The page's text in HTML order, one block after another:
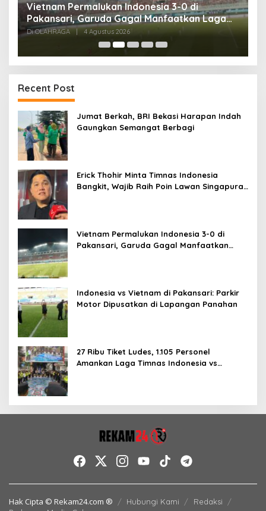
Vietnam Permalukan Indonesia 3-0 di
Pakansari, Garuda Gagal Manfaatkan Laga
Kandang
Di OLAHRAGA 4 Agustus 2026
Recent Post
Jumat Berkah, BRI Bekasi Harapan Indah
Gaungkan Semangat Berbagi
Erick Thohir Minta Timnas Indonesia
Bangkit, Wajib Raih Poin Lawan Singapura
Vietnam Permalukan Indonesia 3-0 di
Pakansari, Garuda Gagal Manfaatkan
Indonesia vs Vietnam di Pakansari: Parkir
Motor Dipusatkan di Lapangan Panahan
27 Ribu Tiket Ludes, 1.105 Personel
Amankan Laga Timnas Indonesia vs
Hak Cipta © Rekam24.com ® Hubungi Kami
Redaksi